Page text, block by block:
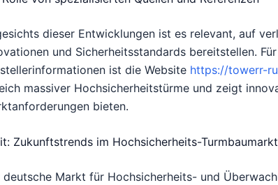
dieser Entwicklungen ist es relevant, auf
und Sicherheitsstandards bereitstellen.
ist die Website https://towerr-
massiver Hochsicherheitstürme und zeigt
bieten.
Zukunftstrends im Hochsicherheits-Turmbaumarkt
deutsche Markt für Hochsicherheits- und